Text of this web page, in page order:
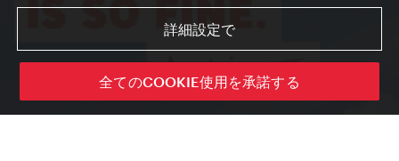
詳細設定で
全てのCOOKIE使用を承諾する